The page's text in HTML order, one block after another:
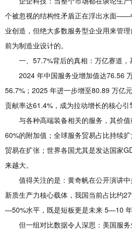
个被忽视的结构性矛盾正在浮出水面——
业创造，但绝大多数服务型企业用来管
前为制造业设计的。
一、57.7%背后的真相：万亿赛道
2024 年中国服务业增加值达76.56
56.7%；2025 年进一步增至80.89 万亿
贡献率达61.4%，成为拉动增长的核心引
与各种高端装备相关的服务，其价
60%的附加值；全球服务贸易占比持续
贸易在扩张；世界各国尤其是发达国家
来越大。
值得关注的是：黄奇帆在公开演讲
新质生产力核心载体，我国当前占比约
—50%水平，既是短板更是未来 5—10 年
但一组对比数据令人深思：美国服